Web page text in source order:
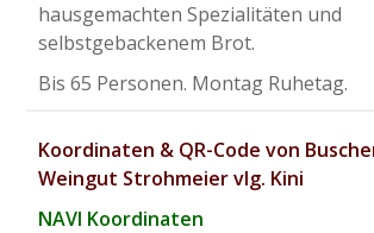
hausgemachten Spezialitäten und
selbstgebackenem Brot.
Bis 65 Personen. Montag Ruhetag.
Koordinaten & QR-Code von
Weingut Strohmeier vlg. Kini
NAVI Koordinaten